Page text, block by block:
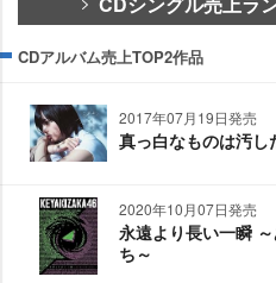
CDアルバム売上TOP2作品
2017年07月19日発売
真っ白なものは汚し
2020年10月07日発売
永遠より長い一瞬
ち～